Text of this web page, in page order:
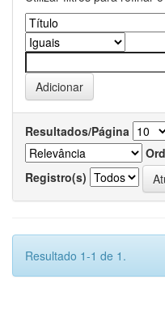
Resultados/Página
Registro(s)
Resultado 1-1 de 1.